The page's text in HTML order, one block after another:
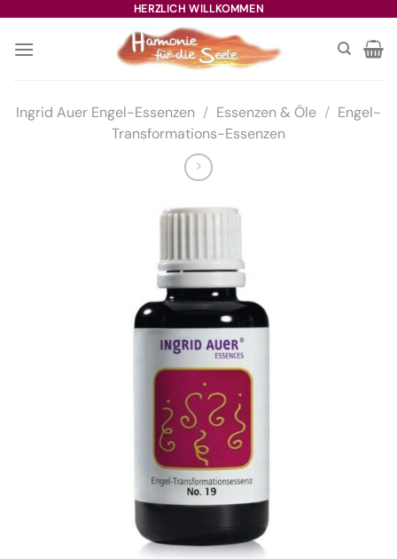
springen
HERZLICH WILLKOMMEN
Ingrid Auer Engel-Essenzen / Essenzen & Öle / Engel-
Transformations-Essenzen